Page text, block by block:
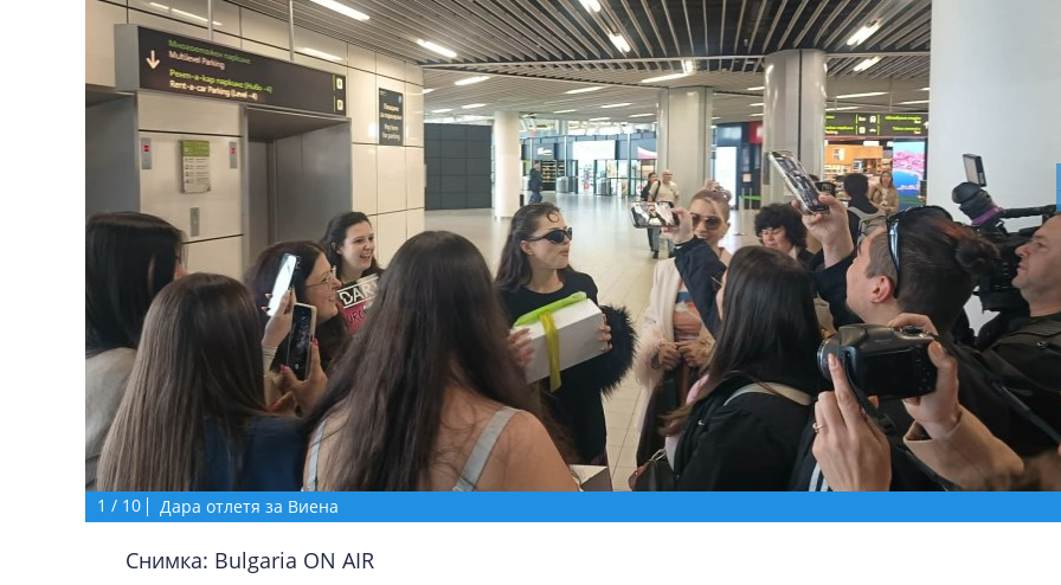
1 / 10 Дара отлетя за Виена
Снимка: Bulgaria ON AIR